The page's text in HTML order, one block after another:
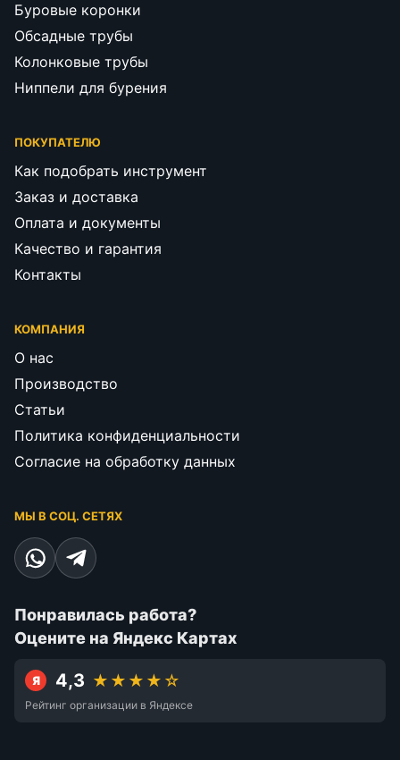
Буровые коронки
Обсадные трубы
Колонковые трубы
Ниппели для бурения
ПОКУПАТЕЛЮ
Как подобрать инструмент
Заказ и доставка
Оплата и документы
Качество и гарантия
Контакты
КОМПАНИЯ
О нас
Производство
Статьи
Политика конфиденциальности
Согласие на обработку данных
МЫ В СОЦ. СЕТЯХ
Понравилась работа?
Оцените на Яндекс Картах
Я 4,3 ★★★★☆
Рейтинг организации в Яндексе